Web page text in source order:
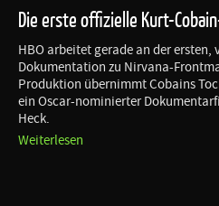
Die erste offizielle Kurt-
HBO arbeitet gerade an der
Dokumentation zu Nirvana-
Produktion übernimmt Cobains
ein Oscar-nominierter
Heck.
Weiterlesen